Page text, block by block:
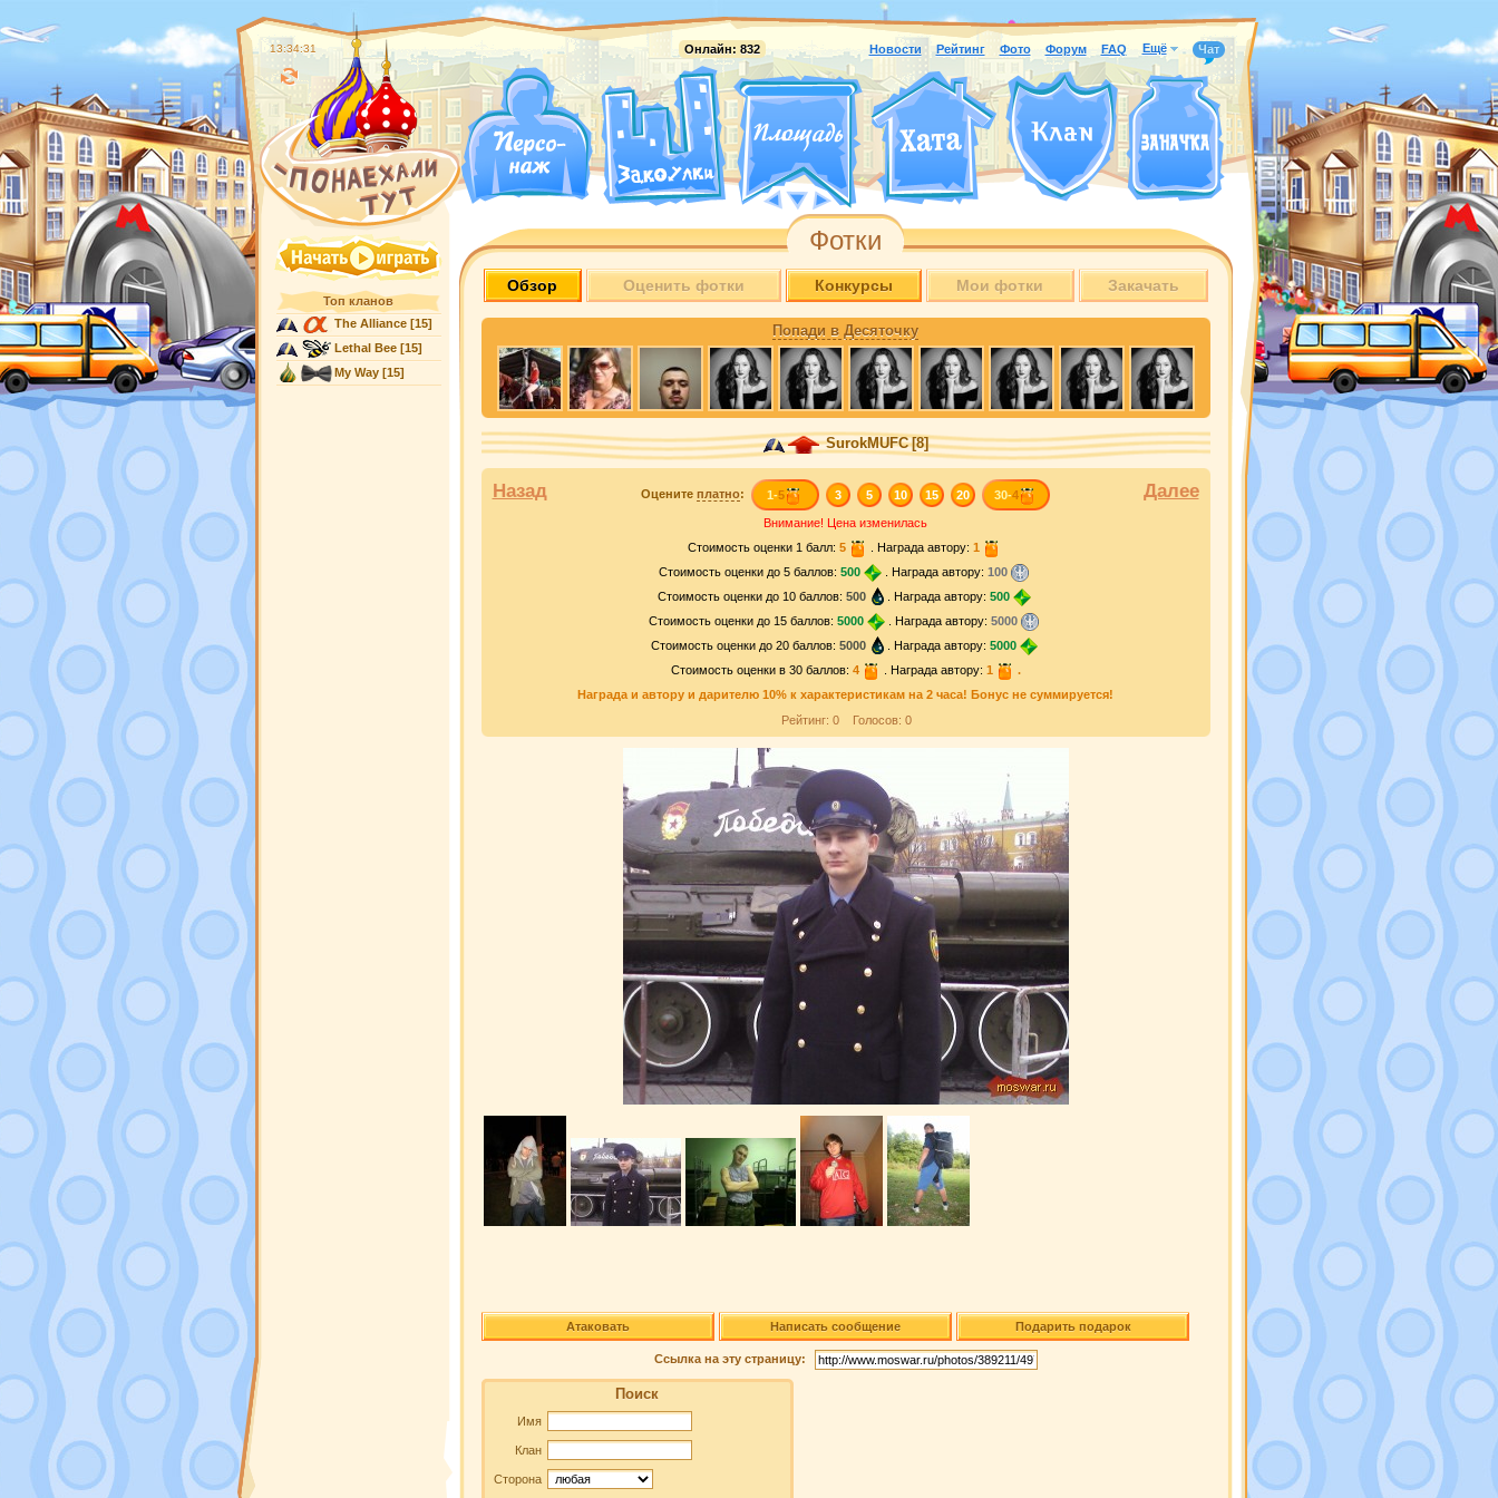
Онлайн: 832 Новости Рейтинг Фото Форум FAQ Ещё Чат
13:34:31
Топ кланов
The Alliance[15]
Lethal Bee[15]
My Way[15]
Фотки
Обзор Оценить фотки Конкурсы Мои фотки Закачать
Попади в Десяточку
SurokMUFC [8]
Назад Далее
Оцените платно: 1-5 3 5 10 15 20 30-4
Внимание! Цена изменилась
Стоимость оценки 1 балл: 5 . Награда автору: 1
Стоимость оценки до 5 баллов: 500 . Награда автору: 100
Стоимость оценки до 10 баллов: 500 . Награда автору: 500
Стоимость оценки до 15 баллов: 5000 . Награда автору: 5000
Стоимость оценки до 20 баллов: 5000 . Награда автору: 5000
Стоимость оценки в 30 баллов: 4 . Награда автору: 1
.
Награда и автору и дарителю 10% к характеристикам на 2 часа! Бонус не суммируется!
Рейтинг: 0Голосов: 0
Атаковать Написать сообщение Подарить подарок
Ссылка на эту страницу:
Поиск
Имя
Клан
Сторона